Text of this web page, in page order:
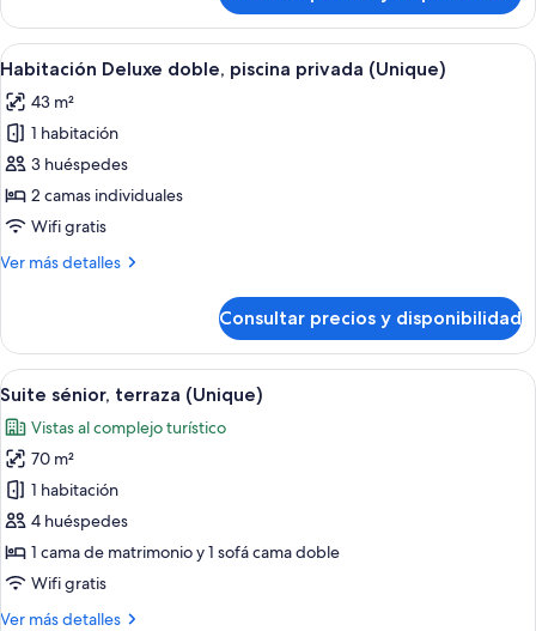
familiar
doble,
terraza
Abrir
todas
las
fotos
de
Habitación
Deluxe
piscina
Una terraza de madera con piscina,
9
Habitación Deluxe doble, piscina privada (Unique)
43 m²
1 habitación
3 huéspedes
2 camas individuales
Wifi gratis
Ver más detalles
Más
Deluxe
doble,
piscina
(Unique)
Consultar precios y disponibilidad
Abrir
todas
las
fotos
de
Suite
sénior,
terraza
(Unique)
Un balcón con mobiliario de mimbre,
7
Suite sénior, terraza (Unique)
Vistas al complejo turístico
70 m²
1 habitación
4 huéspedes
1 cama de matrimonio y 1 sofá cama doble
Wifi gratis
Ver más detalles
Más